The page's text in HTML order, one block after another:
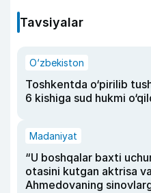
Tavsiyalar
O‘zbekiston
Toshkentda o‘pirilib
6 kishiga sud hukmi
Madaniyat
“U boshqalar baxti
otasini kutgan aktrisa
Ahmedovaning